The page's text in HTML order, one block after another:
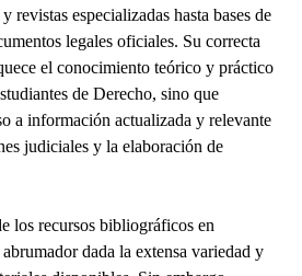
revistas especializadas hasta bases de
legales oficiales. Su correcta
el conocimiento teórico y práctico
de Derecho, sino que
a información actualizada y relevante
judiciales y la elaboración de
los recursos bibliográficos en
dada la extensa variedad y